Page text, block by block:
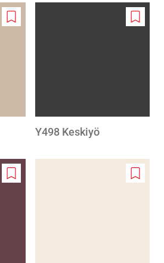
Add
Add
Y498 Keskiyö
Add
Add